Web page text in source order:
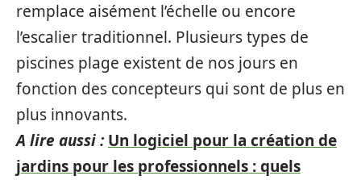
remplace aisément l’échelle ou encore
l’escalier traditionnel. Plusieurs types de
piscines plage existent de nos jours en
fonction des concepteurs qui sont de plus en
plus innovants.
A lire aussi : Un logiciel pour la création de
jardins pour les professionnels : quels